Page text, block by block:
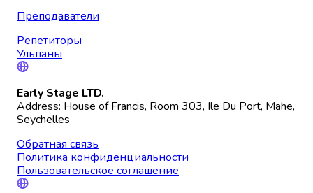
Преподаватели
Репетиторы
Ульпаны
Early Stage LTD.
Address: House of Francis, Room 303, Ile Du Port, Mahe,
Seychelles
Обратная связь
Политика конфиденциальности
Пользовательское соглашение